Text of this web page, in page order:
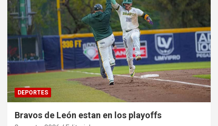
DEPORTES
Bravos de León estan en los playoffs